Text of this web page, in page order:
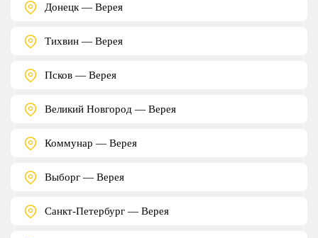
Донецк — Верея
Тихвин — Верея
Псков — Верея
Великий Новгород — Верея
Коммунар — Верея
Выборг — Верея
Санкт-Петербург — Верея